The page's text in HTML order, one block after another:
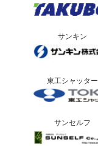
サンキン
東工シャッター
サンセルフ